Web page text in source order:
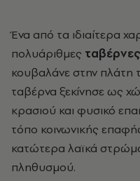
Ένα από τα ιδιαίτερα χαρακτηριστικά της είναι οι
πολυάριθμες ταβέρνες
κουβαλάνε στην πλάτη
ταβέρνα ξεκίνησε ως
κρασιού και φυσικό
τόπο κοινωνικής
κατώτερα λαϊκά
πληθυσμού.